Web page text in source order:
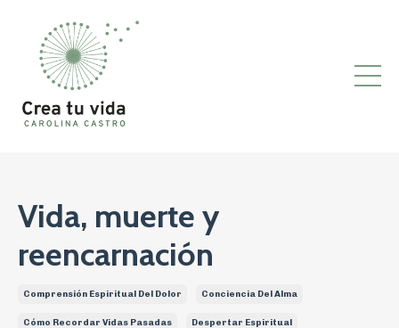
Vida, muerte y
reencarnación
Comprensión Espiritual Del Dolor Conciencia Del Alma
Cómo Recordar Vidas Pasadas Despertar Espiritual